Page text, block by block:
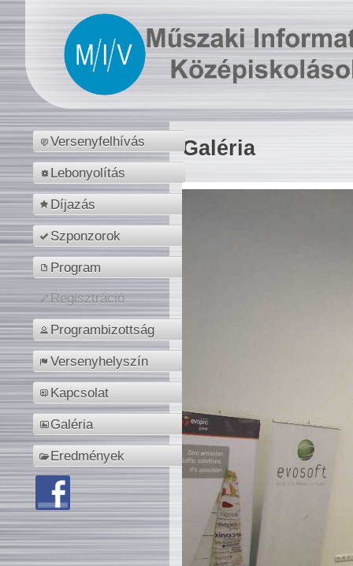
Versenyfelhívás
Lebonyolítás
Díjazás
Szponzorok
Program
Regisztráció
Programbizottság
Versenyhelyszín
Kapcsolat
Galéria
Eredmények
Galéria